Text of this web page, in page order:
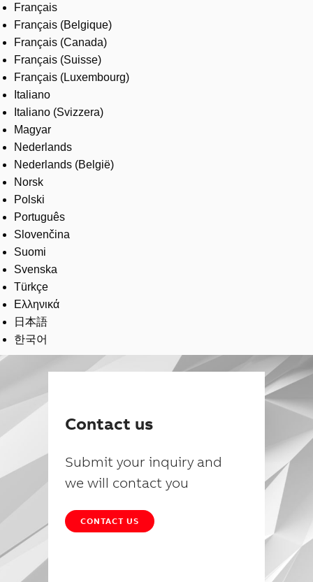
Français
Français (Belgique)
Français (Canada)
Français (Suisse)
Français (Luxembourg)
Italiano
Italiano (Svizzera)
Magyar
Nederlands
Nederlands (België)
Norsk
Polski
Português
Slovenčina
Suomi
Svenska
Türkçe
Ελληνικά
日本語
한국어
Contact us
Submit your inquiry and
we will contact you
CONTACT US